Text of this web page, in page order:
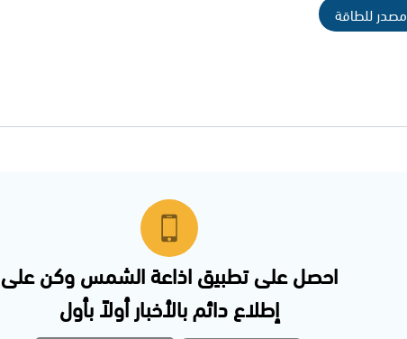
مصدر للطاقة
احصل على تطبيق اذاعة الشمس وكن على
إطلاع دائم بالأخبار أولاً بأول